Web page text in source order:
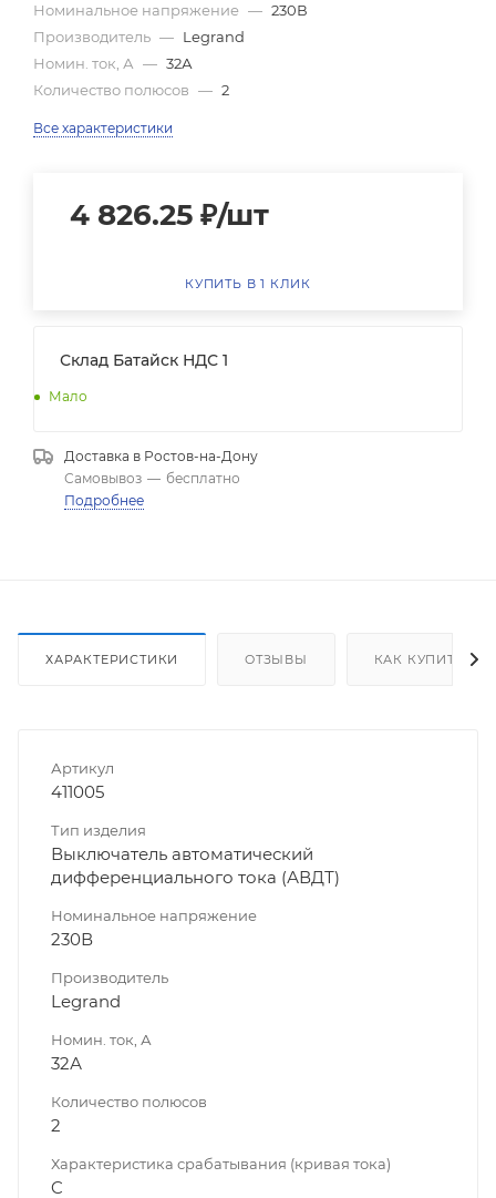
Номинальное напряжение — 230В
Производитель — Legrand
Номин. ток, А — 32А
Количество полюсов — 2
Все характеристики
4 826.25 ₽/шт
КУПИТЬ В 1 КЛИК
Склад Батайск НДС 1
Мало
Доставка в Ростов-на-Дону
Самовывоз — бесплатно
Подробнее
ХАРАКТЕРИСТИКИ ОТЗЫВЫ КАК КУПИТЬ
Артикул
411005
Тип изделия
Выключатель автоматический
дифференциального тока (АВДТ)
Номинальное напряжение
230В
Производитель
Legrand
Номин. ток, А
32А
Количество полюсов
2
Характеристика срабатывания (кривая тока)
C